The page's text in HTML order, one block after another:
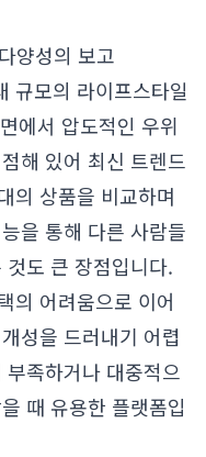
양성의 보고
규모의 라이프스타일
에서 압도적인 우위
해 있어 최신 트렌드
의 상품을 비교하며
을 통해 다른 사람들
도 큰 장점입니다.
의 어려움으로 이어
성을 드러내기 어렵
족하거나 대중적으
때 유용한 플랫폼입